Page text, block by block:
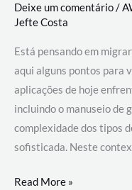
Deixe um comentário/
Jefte Costa
Está pensando em
aqui alguns pontos para
aplicações de hoje
incluindo o manuseio de
complexidade dos tipos
sofisticada. Neste
Por
Read More »